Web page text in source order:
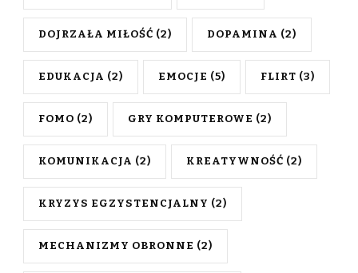
DOJRZAŁA MIŁOŚĆ (2) DOPAMINA (2)
EDUKACJA (2) EMOCJE (5) FLIRT (3)
FOMO (2) GRY KOMPUTEROWE (2)
KOMUNIKACJA (2) KREATYWNOŚĆ (2)
KRYZYS EGZYSTENCJALNY (2)
MECHANIZMY OBRONNE (2)